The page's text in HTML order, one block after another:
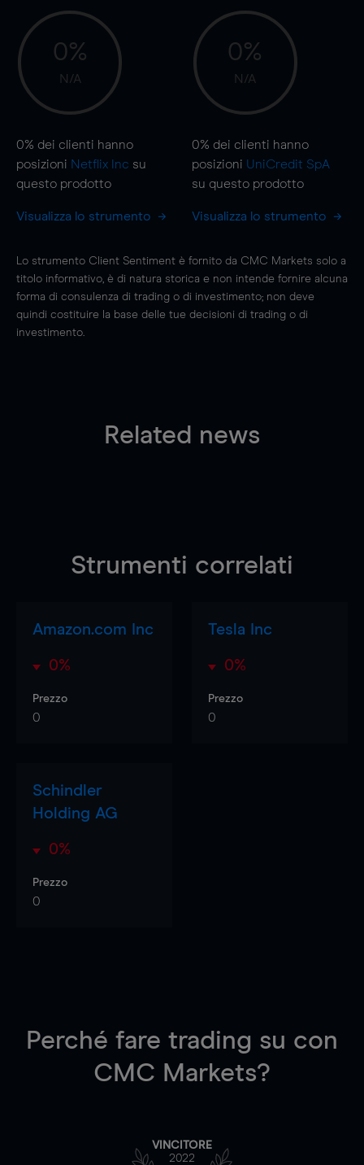
0%
N/A
0% dei clienti hanno
posizioni Netflix Inc su
questo prodotto
Visualizza lo strumento
0%
N/A
0% dei clienti hanno
posizioni UniCredit SpA
su questo prodotto
Visualizza lo strumento
Lo strumento Client Sentiment è fornito da CMC Markets solo a
titolo informativo, è di natura storica e non intende fornire alcuna
forma di consulenza di trading o di investimento; non deve
quindi costituire la base delle tue decisioni di trading o di
investimento.
Related news
Strumenti correlati
Amazon.com Inc
0%
Prezzo
0
Tesla Inc
0%
Prezzo
0
Schindler
Holding AG
0%
Prezzo
0
Perché fare trading su con
CMC Markets?
VINCITORE
2022